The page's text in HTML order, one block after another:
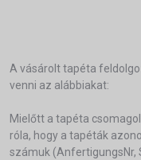
A vásárolt tapéta
venni az alábbiakat:
Mielőtt a tapéta
róla, hogy a tapéták
számuk (AnfertigungsNr,